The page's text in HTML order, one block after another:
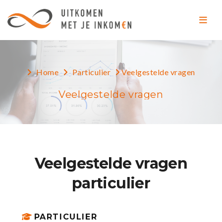
Home Particulier Veelgestelde vragen
Veelgestelde vragen
Veelgestelde vragen
particulier
PARTICULIER